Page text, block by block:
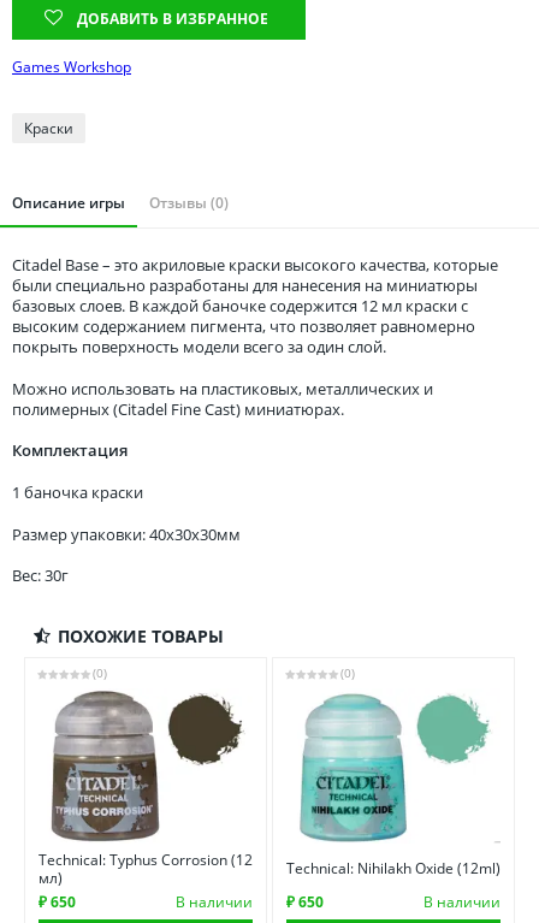
Томская область
Тюменская область
Удмуртия
ДОБАВИТЬ В ИЗБРАННОЕ
Games Workshop
Краски
Описание игры Отзывы (0)
Citadel Base – это акриловые краски высокого качества, которые
были специально разработаны для нанесения на миниатюры
базовых слоев. В каждой баночке содержится 12 мл краски с
высоким содержанием пигмента, что позволяет равномерно
покрыть поверхность модели всего за один слой.
Можно использовать на пластиковых, металлических и
полимерных (Citadel Fine Cast) миниатюрах.
Комплектация
1 баночка краски
Размер упаковки: 40x30x30мм
Вес: 30г
ПОХОЖИЕ ТОВАРЫ
(0)
Technical: Typhus Corrosion (12
мл)
₽ 650
В наличии
(0)
Technical: Nihilakh Oxide (12ml)
₽ 650
В наличии